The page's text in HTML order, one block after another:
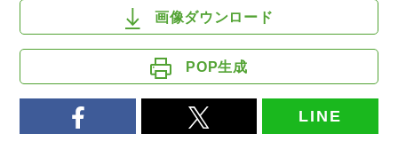
画像ダウンロード
POP生成
LINE